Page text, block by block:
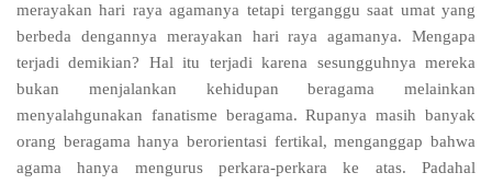
merayakan hari raya agamanya tetapi terganggu saat umat yang
berbeda dengannya merayakan hari raya agamanya. Mengapa
terjadi demikian? Hal itu terjadi karena sesungguhnya mereka
bukan menjalankan kehidupan beragama melainkan
menyalahgunakan fanatisme beragama. Rupanya masih banyak
orang beragama hanya berorientasi fertikal, menganggap bahwa
agama hanya mengurus perkara-perkara ke atas. Padahal